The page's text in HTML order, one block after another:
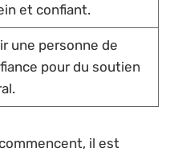
et confiant.
une personne de
pour du soutien
il est